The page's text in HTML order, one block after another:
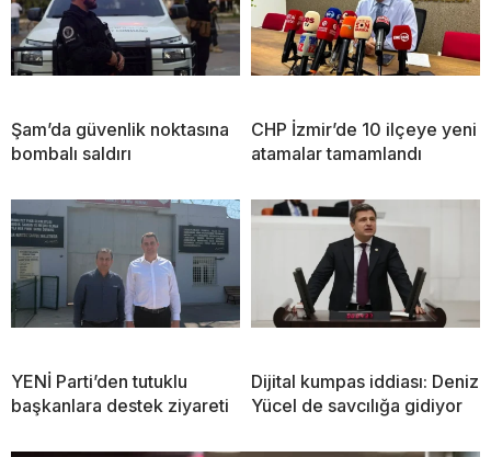
Şam’da güvenlik noktasına
bombalı saldırı
CHP İzmir’de 10 ilçeye yeni
atamalar tamamlandı
YENİ Parti’den tutuklu
başkanlara destek ziyareti
Dijital kumpas iddiası: Deniz
Yücel de savcılığa gidiyor